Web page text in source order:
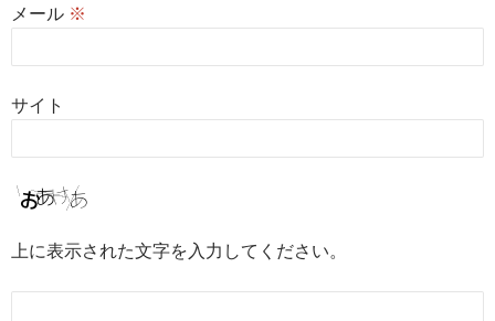
メール ※
サイト
上に表示された文字を入力してください。